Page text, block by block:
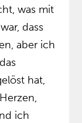
was mit
dass
aber ich
hat,
ich